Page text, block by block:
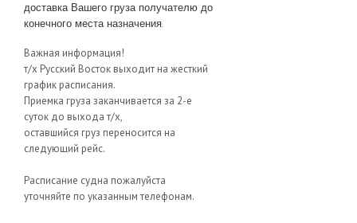
доставка Вашего груза получателю до
конечного места назначения.
Важная информация!
т/х Русский Восток выходит на жесткий
график расписания.
Приемка груза заканчивается за 2-е
суток до выхода т/х,
оставшийся груз переносится на
следующий рейс.
Расписание судна пожалуйста
уточняйте по указанным телефонам.